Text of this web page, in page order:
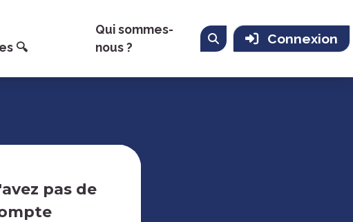
🔍
Qui sommes-
nous ?
Connexion
pas de